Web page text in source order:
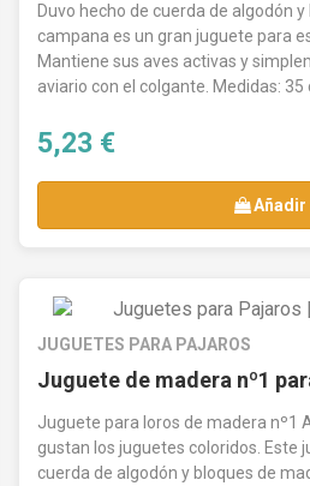
Duvo hecho de cuerda de algodón
campana es un gran juguete para
Mantiene sus aves activas y
aviario con el colgante. Medidas: 35
5,23 €
Añadir
JUGUETES PARA PAJAROS
Juguete de madera nº1
Juguete para loros de madera nº1
gustan los juguetes coloridos. Este
cuerda de algodón y bloques de